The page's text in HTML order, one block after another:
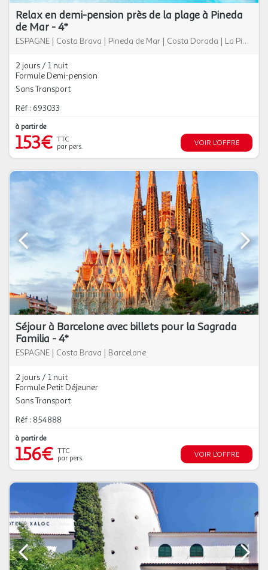
Relax en demi-pension près de la plage à Pineda
de Mar - 4*
ESPAGNE | Costa Brava | Pineda de Mar | Costa Dorada | La Pineda
2 jours / 1 nuit
Formule Demi-pension
Sans Transport
Réf : 693033
à partir de
153€ TTC
par pers.
VOIR L'OFFRE
Séjour à Barcelone avec billets pour la Sagrada
Familia - 4*
ESPAGNE | Costa Brava | Barcelone
2 jours / 1 nuit
Formule Petit Déjeuner
Sans Transport
Réf : 854888
à partir de
156€ TTC
par pers.
VOIR L'OFFRE